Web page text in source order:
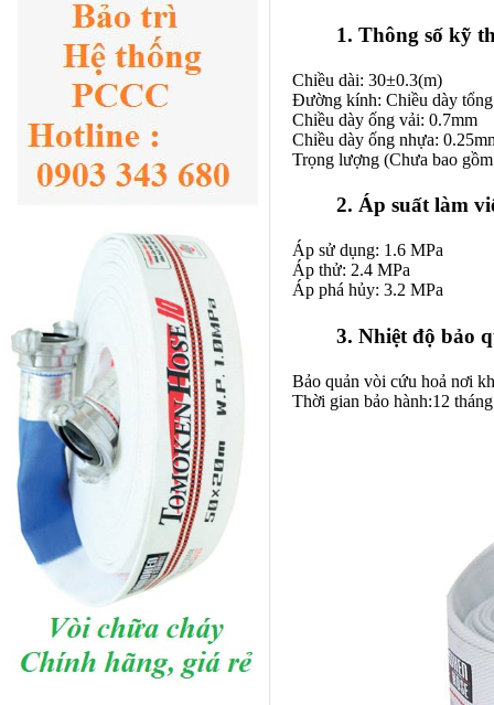
1. Thông số kỹ
Chiều dài: 30±0.3(m)
Đường kính: Chiều dày
Chiều dày ống vải: 0.7mm
Chiều dày ống nhựa:
Trọng lượng (Chưa bao
2. Áp suất làm
Áp sử dụng: 1.6 MPa
Áp thử: 2.4 MPa
Áp phá hủy: 3.2 MPa
3. Nhiệt độ bảo
Bảo quản vòi cứu hoả nơi
Thời gian bảo hành:12